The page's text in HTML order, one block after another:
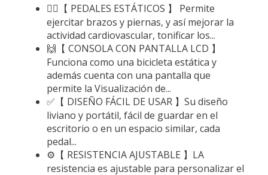
🚴‍♀️【 PEDALES ESTÁTICOS 】 Permite
ejercitar brazos y piernas, y así mejorar la
actividad cardiovascular, tonificar los...
🙌【 CONSOLA CON PANTALLA LCD 】
Funciona como una bicicleta estática y
además cuenta con una pantalla que
permite la Visualización de...
✅【 DISEÑO FÁCIL DE USAR 】Su diseño
liviano y portátil, fácil de guardar en el
escritorio o en un espacio similar, cada
pedal...
⚙️【 RESISTENCIA AJUSTABLE 】LA
resistencia es ajustable para personalizar el